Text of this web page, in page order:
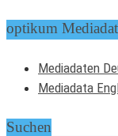
optikum
Mediadaten
Mediadata
Suchen